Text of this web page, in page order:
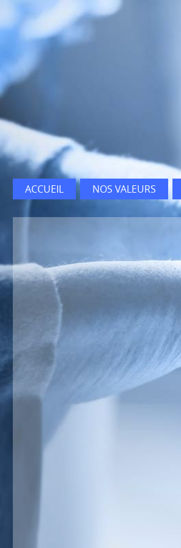
ACCUEIL NOS VALEURS